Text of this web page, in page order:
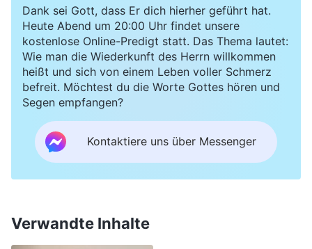
– hätte ich dann nicht dasselbe Ergebnis wie
diese Person? Ist das nicht gefährlich? Zum
Glück hat Gott dieses Umfeld geschaffen, um
mich darauf aufmerksam zu machen – das ist
der größte Schutz für mich!‘ Wenn du über
diese Dinge nachgedacht hast, wird dir eine
Sache klar: Du darfst nicht denselben Weg
gehen wie diese Art von Person, du darfst nicht
welche Dinge dir begegnen, du musst aus ihnen
Dank sei Gott, dass Er dich hierher geführt hat.
Heute Abend um 20:00 Uhr findet unsere
kostenlose Online-Predigt statt. Das Thema lautet:
Wie man die Wiederkunft des Herrn willkommen
heißt und sich von einem Leben voller Schmerz
befreit. Möchtest du die Worte Gottes hören und
Segen empfangen?
Kontaktiere uns über Messenger
Verwandte Inhalte